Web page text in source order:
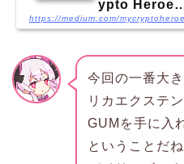
ypto
今回の一番大
リカエクステ
GUMを手に入
ということだね